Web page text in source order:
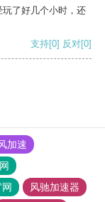
了好几个小时，还
支持[0] 反对[0]
加速
风驰加速器